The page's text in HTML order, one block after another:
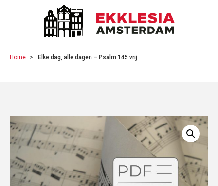
Home Elke dag, alle dagen – Psalm 145 vrij